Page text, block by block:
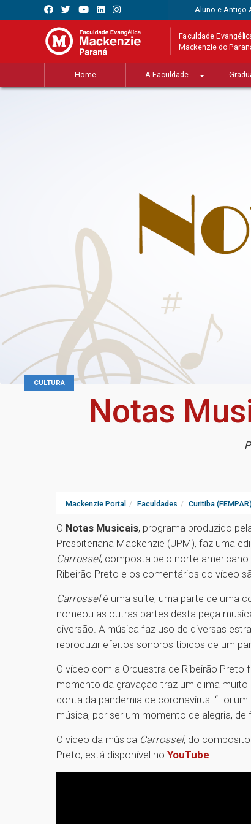
Aluno e Antigo
Faculdade
Mackenzie do
Home A Faculdade
CULTURA
Notas
Mackenzie Portal Faculdades Curitiba
O Notas Musicais, programa produzido
Presbiteriana Mackenzie (UPM), faz uma
Carrossel, composta pelo norte-
Ribeirão Preto e os comentários do vídeo
Carrosselé uma suíte, uma parte de uma
nomeou as outras partes desta peça
diversão. A música faz uso de diversas
reproduzir efeitos sonoros típicos de um
O vídeo com a Orquestra de Ribeirão
momento da gravação traz um clima
conta da pandemia de coronavírus. “Foi
música, por ser um momento de alegria, de
O vídeo da música Carrossel, do
Preto, está disponível no YouTube.